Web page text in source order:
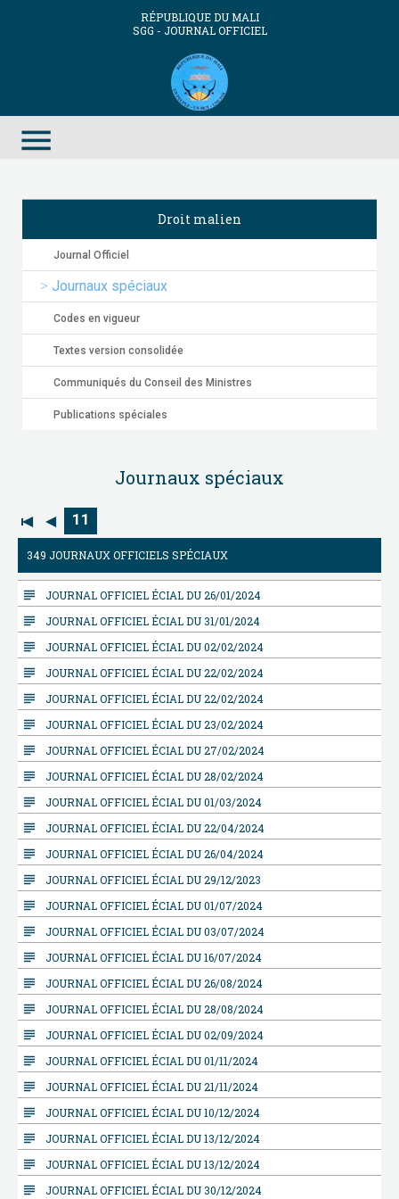
RÉPUBLIQUE DU MALI
SGG - JOURNAL OFFICIEL
menu
Droit malien
Journal Officiel
Journaux spéciaux
Codes en vigueur
Textes version consolidée
Communiqués du Conseil des Ministres
Publications spéciales
Journaux spéciaux
11
349 JOURNAUX OFFICIELS SPÉCIAUX
subject JOURNAL OFFICIEL ÉCIAL DU 26/01/2024
subject JOURNAL OFFICIEL ÉCIAL DU 31/01/2024
subject JOURNAL OFFICIEL ÉCIAL DU 02/02/2024
subject JOURNAL OFFICIEL ÉCIAL DU 22/02/2024
subject JOURNAL OFFICIEL ÉCIAL DU 22/02/2024
subject JOURNAL OFFICIEL ÉCIAL DU 23/02/2024
subject JOURNAL OFFICIEL ÉCIAL DU 27/02/2024
subject JOURNAL OFFICIEL ÉCIAL DU 28/02/2024
subject JOURNAL OFFICIEL ÉCIAL DU 01/03/2024
subject JOURNAL OFFICIEL ÉCIAL DU 22/04/2024
subject JOURNAL OFFICIEL ÉCIAL DU 26/04/2024
subject JOURNAL OFFICIEL ÉCIAL DU 29/12/2023
subject JOURNAL OFFICIEL ÉCIAL DU 01/07/2024
subject JOURNAL OFFICIEL ÉCIAL DU 03/07/2024
subject JOURNAL OFFICIEL ÉCIAL DU 16/07/2024
subject JOURNAL OFFICIEL ÉCIAL DU 26/08/2024
subject JOURNAL OFFICIEL ÉCIAL DU 28/08/2024
subject JOURNAL OFFICIEL ÉCIAL DU 02/09/2024
subject JOURNAL OFFICIEL ÉCIAL DU 01/11/2024
subject JOURNAL OFFICIEL ÉCIAL DU 21/11/2024
subject JOURNAL OFFICIEL ÉCIAL DU 10/12/2024
subject JOURNAL OFFICIEL ÉCIAL DU 13/12/2024
subject JOURNAL OFFICIEL ÉCIAL DU 13/12/2024
subject JOURNAL OFFICIEL ÉCIAL DU 30/12/2024